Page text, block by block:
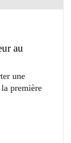
au
une
première